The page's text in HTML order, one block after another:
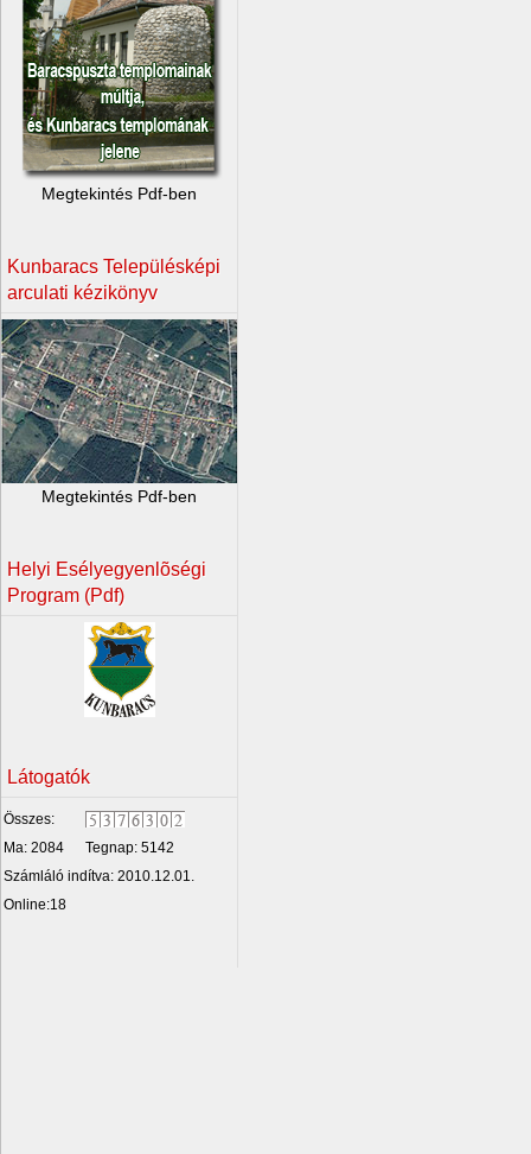
Megtekintés Pdf-ben
Kunbaracs Településképi
arculati kézikönyv
Megtekintés Pdf-ben
Helyi Esélyegyenlõségi
Program (Pdf)
Látogatók
Összes:
Ma: 2084
Tegnap: 5142
Számláló indítva: 2010.12.01.
Online:18